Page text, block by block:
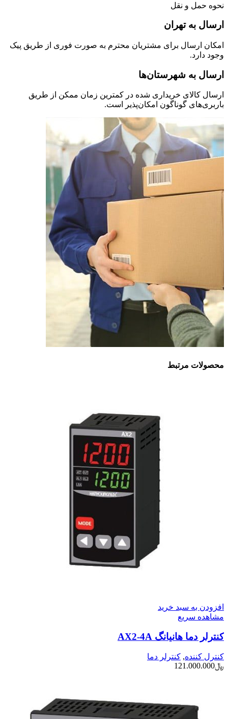
نحوه حمل و نقل
ارسال به تهران
امکان ارسال برای مشتریان محترم به صورت فوری از طریق پیک
وجود دارد.
ارسال به شهرستان‌ها
ارسال کالای خریداری شده در کمترین زمان ممکن از طریق
باربری‌های گوناگون امکان‌پذیر است.
محصولات مرتبط
افزودن به سبد خرید
مشاهده سریع
کنترلر دما هانیانگ AX2-4A
کنترل کننده, کنترلر دما
﷼121.000.000